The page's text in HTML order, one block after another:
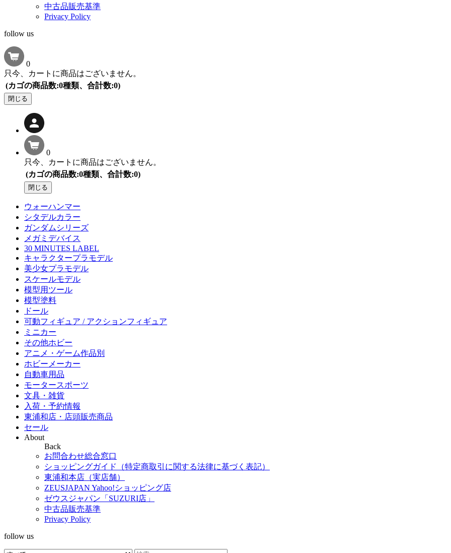
中古品販売基準
Privacy Policy
follow us
0
只今、カートに商品はございません。
(カゴの商品数:0種類、合計数:0)
閉じる
0
只今、カートに商品はございません。
(カゴの商品数:0種類、合計数:0)
閉じる
ウォーハンマー
シタデルカラー
ガンダムシリーズ
メガミデバイス
30 MINUTES LABEL
キャラクタープラモデル
美少女プラモデル
スケールモデル
模型用ツール
模型塗料
ドール
可動フィギュア / アクションフィギュア
ミニカー
その他ホビー
アニメ・ゲーム作品別
ホビーメーカー
自動車用品
モータースポーツ
文具・雑貨
入荷・予約情報
東浦和店・店頭販売商品
セール
About
Back
お問合わせ総合窓口
ショッピングガイド（特定商取引に関する法律に基づく表記）
東浦和本店（実店舗）
ZEUSJAPAN Yahoo!ショッピング店
ゼウスジャパン「SUZURI店」
中古品販売基準
Privacy Policy
follow us